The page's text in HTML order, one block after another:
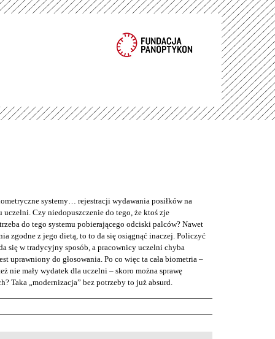
systemy… rejestracji wydawania posiłków na
uczelni. Czy niedopuszczenie do tego, że ktoś zje
do tego systemu pobierającego odciski palców? Nawet
zgodne z jego dietą, to to da się osiągnąć inaczej. Policzyć
się w tradycyjny sposób, a pracownicy uczelni chyba
uprawniony do głosowania. Po co więc ta cała biometria –
nie mały wydatek dla uczelni – skoro można sprawę
Taka „modernizacja” bez potrzeby to już absurd.